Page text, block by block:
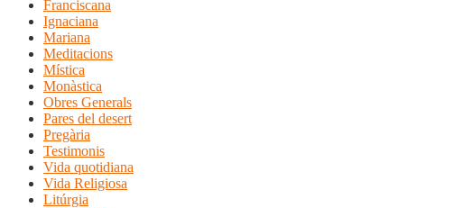
Franciscana
Ignaciana
Mariana
Meditacions
Mística
Monàstica
Obres Generals
Pares del desert
Pregària
Testimonis
Vida quotidiana
Vida Religiosa
Litúrgia